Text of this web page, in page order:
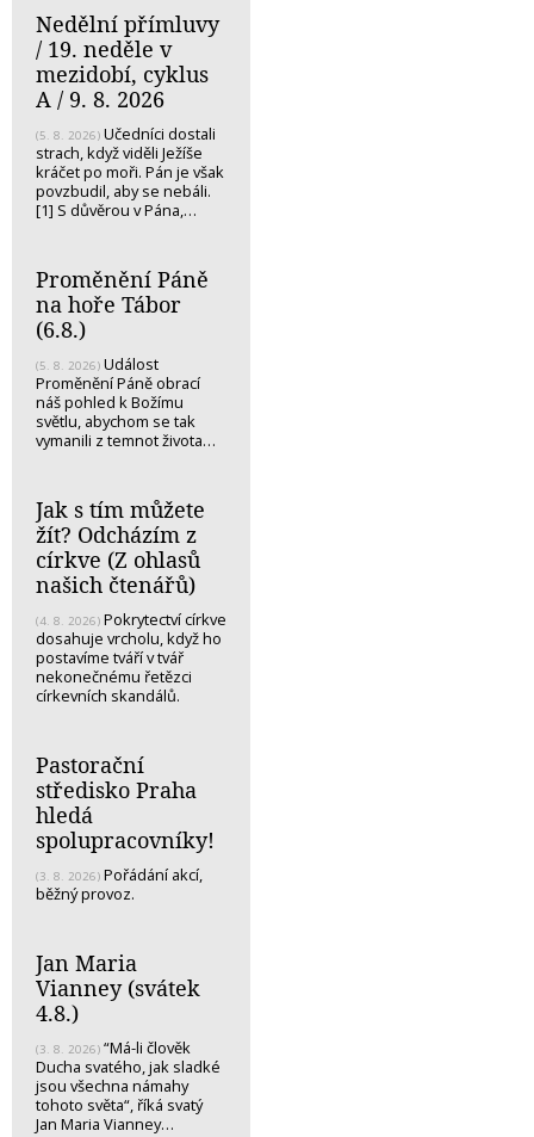
Nedělní přímluvy
/ 19. neděle v
mezidobí, cyklus
A / 9. 8. 2026
(5. 8. 2026) Učedníci dostali
strach, když viděli Ježíše
kráčet po moři. Pán je však
povzbudil, aby se nebáli.
[1] S důvěrou v Pána,…
Proměnění Páně
na hoře Tábor
(6.8.)
(5. 8. 2026) Událost
Proměnění Páně obrací
náš pohled k Božímu
světlu, abychom se tak
vymanili z temnot života…
Jak s tím můžete
žít? Odcházím z
církve (Z ohlasů
našich čtenářů)
(4. 8. 2026) Pokrytectví církve
dosahuje vrcholu, když ho
postavíme tváří v tvář
nekonečnému řetězci
církevních skandálů.
Pastorační
středisko Praha
hledá
spolupracovníky!
(3. 8. 2026) Pořádání akcí,
běžný provoz.
Jan Maria
Vianney (svátek
4.8.)
(3. 8. 2026) “Má-li člověk
Ducha svatého, jak sladké
jsou všechna námahy
tohoto světa“, říká svatý
Jan Maria Vianney…